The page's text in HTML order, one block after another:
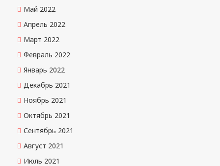
Май 2022
Апрель 2022
Март 2022
Февраль 2022
Январь 2022
Декабрь 2021
Ноябрь 2021
Октябрь 2021
Сентябрь 2021
Август 2021
Июль 2021